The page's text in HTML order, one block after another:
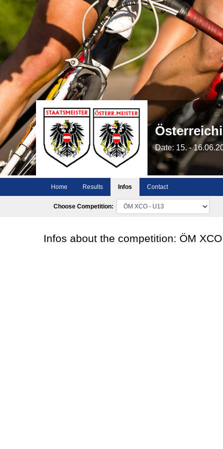
Date: 15. -
Home Results Infos Contact
Choose Competition:
Infos about the competition: ÖM